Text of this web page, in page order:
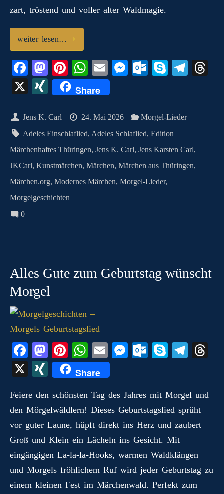
zart, tröstend und voller alter Waldmagie.
weiter lesen…
Fa
ce
bo
ok
M
as
to
do
n
Pi
nt
er
es
t
W
ha
ts
A
pp
E
m
ail
M
ng
er
O
ok
.c
o
m
S
Te
X
X
N
G
Share
Jens K. Carl 24. Mai 2026
Morgel-Lieder
Adeles Einschlaflied,Adeles Schlaflied,Edition
Märchenhaftes Thüringen, Jens K. Carl, Jens Karsten Carl,
JKCarl, Kunstmärchen, Märchen, Märchen aus Thüringen,
Märchen.org, Modernes Märchen, Morgel-Lieder,
Morgelgeschichten
0
Alles Gute zum Geburtstag wünscht
Morgel
Fa
ce
bo
ok
M
as
to
do
n
Pi
nt
er
es
t
W
ha
ts
A
pp
E
m
ail
M
ng
er
O
ok
.c
o
m
S
Te
a
m
ds
X
X
N
G
Share
Feiere den schönsten Tag des Jahres mit Morgel und
den Mörgelwäldlern! Dieses Geburtstagslied sprüht
vor guter Laune, hüpft direkt ins Herz und zaubert
Groß und Klein ein Lächeln ins Gesicht. Mit
eingängigen La‑la‑la-Hooks, warmen Waldklängen
und Morgels fröhlichem Ruf wird jeder Geburtstag zu
einem kleinen Fest im Märchenwald. Perfekt zum